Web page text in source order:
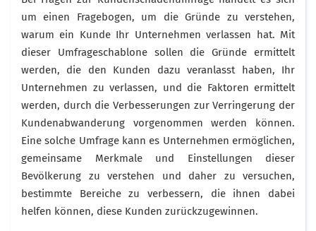
um einen Fragebogen, um die Gründe zu verstehen,
warum ein Kunde Ihr Unternehmen verlassen hat. Mit
dieser Umfrageschablone sollen die Gründe ermittelt
werden, die den Kunden dazu veranlasst haben, Ihr
Unternehmen zu verlassen, und die Faktoren ermittelt
werden, durch die Verbesserungen zur Verringerung der
Kundenabwanderung vorgenommen werden können.
Eine solche Umfrage kann es Unternehmen ermöglichen,
gemeinsame Merkmale und Einstellungen dieser
Bevölkerung zu verstehen und daher zu versuchen,
bestimmte Bereiche zu verbessern, die ihnen dabei
helfen können, diese Kunden zurückzugewinnen.